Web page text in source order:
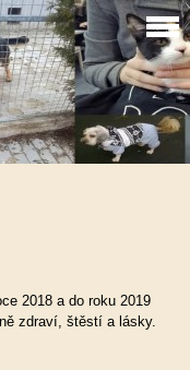
2018 a do roku 2019
zdraví, štěstí a lásky.